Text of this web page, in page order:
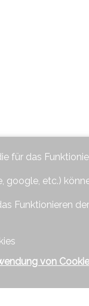
für das
google, etc.)
Funktionieren
von